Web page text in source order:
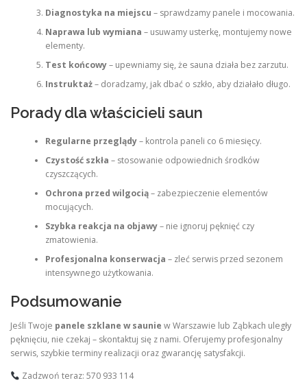
Diagnostyka na miejscu – sprawdzamy panele i mocowania.
Naprawa lub wymiana – usuwamy usterkę, montujemy nowe
elementy.
Test końcowy– upewniamy się, że sauna działa bez zarzutu.
Instruktaż– doradzamy, jak dbać o szkło, aby działało długo.
Porady dla właścicieli saun
Regularne przeglądy– kontrola paneli co 6 miesięcy.
Czystość szkła – stosowanie odpowiednich środków
czyszczących.
Ochrona przed wilgocią– zabezpieczenie elementów
mocujących.
Szybka reakcja na objawy– nie ignoruj pęknięć czy
zmatowienia.
Profesjonalna konserwacja – zleć serwis przed sezonem
intensywnego użytkowania.
Podsumowanie
Jeśli Twoje panele szklane w saunie w Warszawie lub Ząbkach uległy
pęknięciu, nie czekaj – skontaktuj się z nami. Oferujemy profesjonalny
serwis, szybkie terminy realizacji oraz gwarancję satysfakcji.
Zadzwoń teraz: 570 933 114